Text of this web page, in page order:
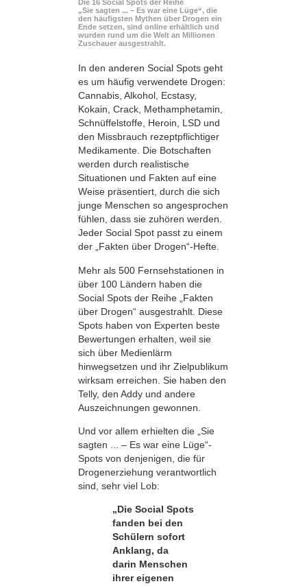
Die 16 Social Spots der Reihe
„Sie sagten ... – Es war eine Lüge“, die
den häufigsten Mythen über Drogen ein
Ende setzen, sind online erhältlich und
wurden rund um die Welt an Millionen
Zuschauer ausgestrahlt.
In den anderen Social Spots geht
es um häufig verwendete Drogen:
Cannabis, Alkohol, Ecstasy,
Kokain, Crack, Methamphetamin,
Schnüffelstoffe, Heroin, LSD und
den Missbrauch rezeptpflichtiger
Medikamente. Die Botschaften
werden durch realistische
Situationen und Fakten auf eine
Weise präsentiert, durch die sich
junge Menschen so angesprochen
fühlen, dass sie zuhören werden.
Jeder Social Spot passt zu einem
der „Fakten über Drogen“-Hefte.
Mehr als 500 Fernsehstationen in
über 100 Ländern haben die
Social Spots der Reihe „Fakten
über Drogen“ ausgestrahlt. Diese
Spots haben von Experten beste
Bewertungen erhalten, weil sie
sich über Medienlärm
hinwegsetzen und ihr Zielpublikum
wirksam erreichen. Sie haben den
Telly, den Addy und andere
Auszeichnungen gewonnen.
Und vor allem erhielten die „Sie
sagten ... – Es war eine Lüge“-
Spots von denjenigen, die für
Drogenerziehung verantwortlich
sind, sehr viel Lob:
„Die Social Spots
fanden bei den
Schülern sofort
Anklang, da
darin Menschen
ihrer eigenen